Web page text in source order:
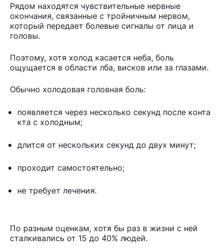
Рядом находятся чувствительные нервные
окончания, связанные с тройничным нервом,
который передает болевые сигналы от лица и
головы.
Поэтому, хотя холод касается неба, боль
ощущается в области лба, висков или за глазами.
Обычно холодовая головная боль:
появляется через несколько секунд после конта
кта с холодным;
длится от нескольких секунд до двух минут;
проходит самостоятельно;
не требует лечения.
По разным оценкам, хотя бы раз в жизни с ней
сталкивались от 15 до 40% людей.